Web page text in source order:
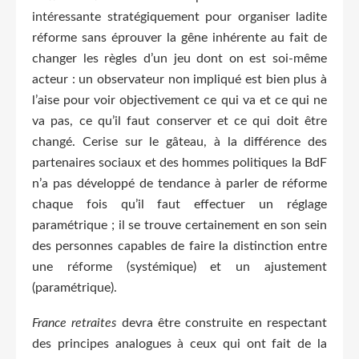
intéressante stratégiquement pour organiser ladite
réforme sans éprouver la gêne inhérente au fait de
changer les règles d’un jeu dont on est soi-même
acteur : un observateur non impliqué est bien plus à
l’aise pour voir objectivement ce qui va et ce qui ne
va pas, ce qu’il faut conserver et ce qui doit être
changé. Cerise sur le gâteau, à la différence des
partenaires sociaux et des hommes politiques la BdF
n’a pas développé de tendance à parler de réforme
chaque fois qu’il faut effectuer un réglage
paramétrique ; il se trouve certainement en son sein
des personnes capables de faire la distinction entre
une réforme (systémique) et un ajustement
(paramétrique).
France retraites devra être construite en respectant
des principes analogues à ceux qui ont fait de la